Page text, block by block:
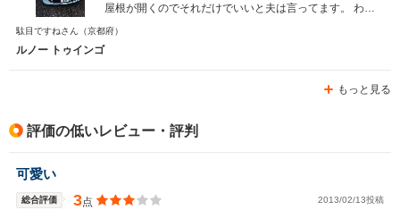
屋根が開くのでそれだけでいいと夫は言ってます。 わた
しはペーパードライバーなので小回りがきいてすれ違いが
駄目ですねさん （京都府）
ルノー トゥインゴ
もっと見る
評価の低いレビュー・評判
可愛い
総合評価 3点 2013/02/13投稿